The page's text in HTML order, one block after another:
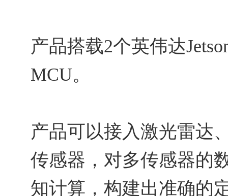
产品搭载2个英伟达
MCU。
产品可以接入激光雷达
传感器，对多传感器的
知计算，构建出准确的